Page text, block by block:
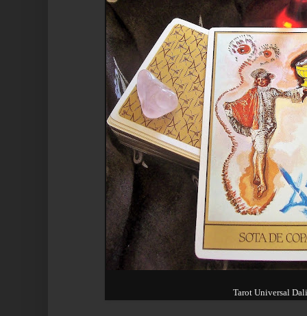
Tarot Universal